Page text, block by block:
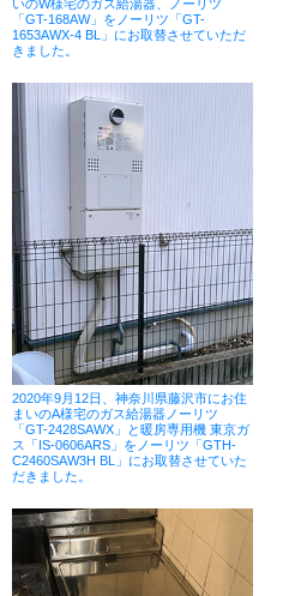
いのW様宅のガス給湯器、ノーリツ
「GT-168AW」をノーリツ「GT-
1653AWX-4 BL」にお取替させていただ
きました。
2020年9月12日、神奈川県藤沢市にお住
まいのA様宅のガス給湯器ノーリツ
「GT-2428SAWX」と暖房専用機 東京ガ
ス「IS-0606ARS」をノーリツ「GTH-
C2460SAW3H BL」にお取替させていた
だきました。